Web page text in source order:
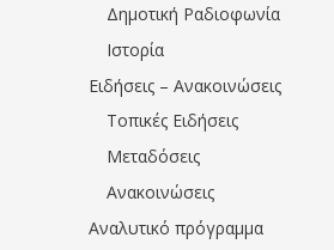
Δημοτική Ραδιοφωνία
Ιστορία
Ειδήσεις – Ανακοινώσεις
Τοπικές Ειδήσεις
Μεταδόσεις
Ανακοινώσεις
Αναλυτικό πρόγραμμα